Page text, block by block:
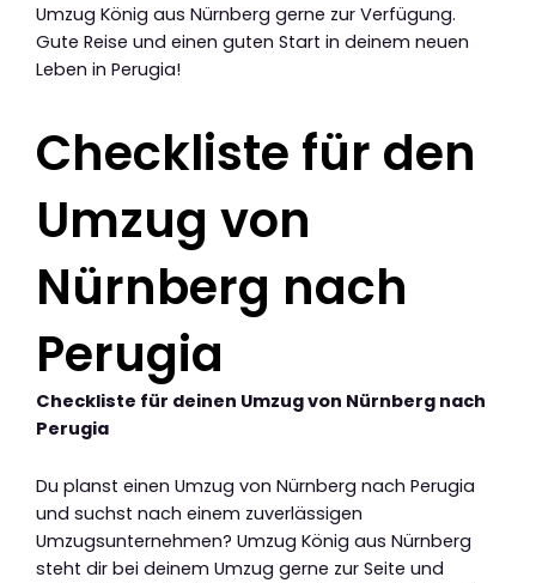
Umzug König aus Nürnberg gerne zur Verfügung.
Gute Reise und einen guten Start in deinem neuen
Leben in Perugia!
Checkliste für den
Umzug von
Nürnberg nach
Perugia
Checkliste für deinen Umzug von Nürnberg nach
Perugia
Du planst einen Umzug von Nürnberg nach Perugia
und suchst nach einem zuverlässigen
Umzugsunternehmen? Umzug König aus Nürnberg
steht dir bei deinem Umzug gerne zur Seite und